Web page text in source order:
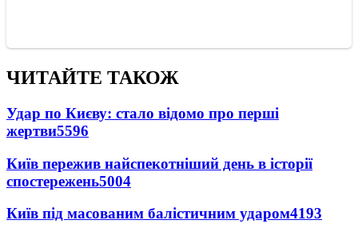
ЧИТАЙТЕ ТАКОЖ
Удар по Києву: стало відомо про перші
жертви5596
Київ пережив найспекотніший день в історії
спостережень5004
Київ під масованим балістичним ударом4193